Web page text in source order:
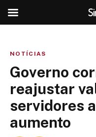
NOTÍCIAS
Governo
reajustar
servidores
aumento